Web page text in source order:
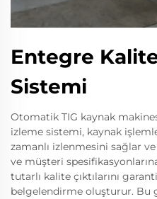
Entegre
Sistemi
Otomatik TIG kaynak
izleme sistemi, kaynak
zamanlı izlenmesini sağlar
ve müşteri
tutarlı kalite çıktılarını
belgelendirme oluşturur. Bu